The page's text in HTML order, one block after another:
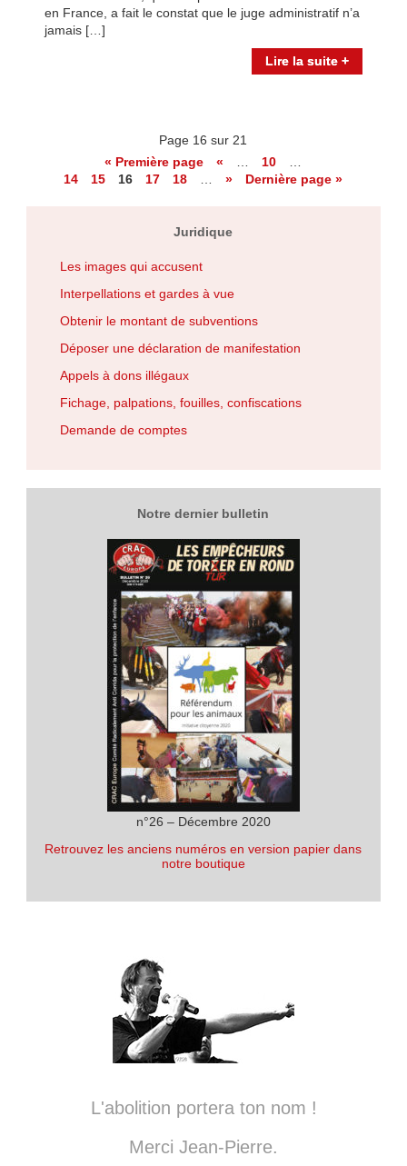
en France, a fait le constat que le juge administratif n’a
jamais […]
Lire la suite +
Page 16 sur 21
« Première page
« 10
14
15 16 17 18 » Dernière page »
Juridique
Les images qui accusent
Interpellations et gardes à vue
Obtenir le montant de subventions
Déposer une déclaration de manifestation
Appels à dons illégaux
Fichage, palpations, fouilles, confiscations
Demande de comptes
Notre dernier bulletin
n°26 – Décembre 2020
Retrouvez les anciens numéros en version papier dans
notre boutique
L'abolition portera ton nom !
Merci Jean-Pierre.